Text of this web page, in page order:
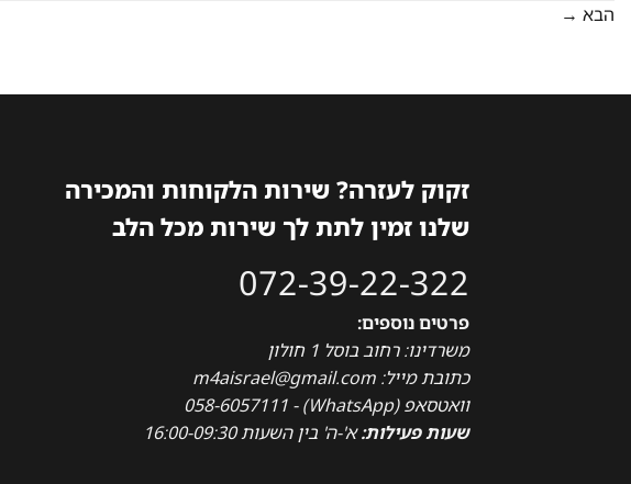
הבא →
זקוק לעזרה? שירות הלקוחות והמכירה
שלנו זמין לתת לך שירות מכל הלב
072-39-22-322
פרטים נוספים:
משרדינו: רחוב בוסל 1 חולון
כתובת מייל: m4aisrael@gmail.com
וואטסאפ (WhatsApp) - 058-6057111
שעות פעילות:א'-ה' בין השעות 16:00-09:30